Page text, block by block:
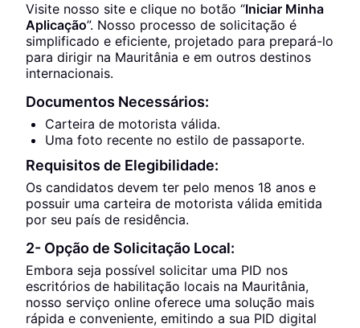
Visite nosso site e clique no botão “Iniciar Minha
Aplicação”. Nosso processo de solicitação é
simplificado e eficiente, projetado para prepará-lo
para dirigir na Mauritânia e em outros destinos
internacionais.
Documentos Necessários:
Carteira de motorista válida.
Uma foto recente no estilo de passaporte.
Requisitos de Elegibilidade:
Os candidatos devem ter pelo menos 18 anos e
possuir uma carteira de motorista válida emitida
por seu país de residência.
2- Opção de Solicitação Local:
Embora seja possível solicitar uma PID nos
escritórios de habilitação locais na Mauritânia,
nosso serviço online oferece uma solução mais
rápida e conveniente, emitindo a sua PID digital